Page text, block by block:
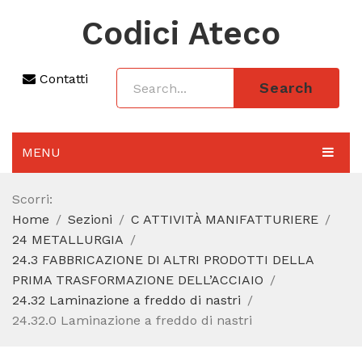
Codici Ateco
Contatti
Search
MENU
AGGIORNAMENTO 2025
SEZIONI
CODICE ATECO A COSA SERVE
CODICE FISCALE
Scorri:
Home
Sezioni
C ATTIVITÀ MANIFATTURIERE
24 METALLURGIA
24.3 FABBRICAZIONE DI ALTRI PRODOTTI DELLA
PRIMA TRASFORMAZIONE DELL’ACCIAIO
24.32 Laminazione a freddo di nastri
24.32.0 Laminazione a freddo di nastri